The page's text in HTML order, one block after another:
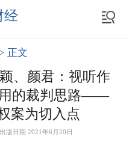
经
正文
、颜君：视听作
用的裁判思路——
案为切入点
版日期 2021年6月20日